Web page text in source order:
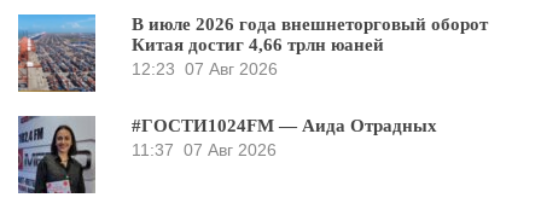
В июле 2026 года внешнеторговый оборот
Китая достиг 4,66 трлн юаней
12:23 07 Авг 2026
#ГОСТИ1024FM — Аида Отрадных
11:37 07 Авг 2026